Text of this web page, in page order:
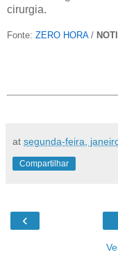
cirurgia.
Fonte: ZERO HORA/
at segunda-feira,
Compartilhar
‹